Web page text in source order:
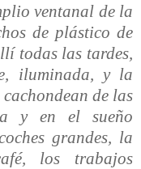
ventanal de la
de plástico de
todas las tardes,
iluminada, y la
de las
y en el sueño
grandes, la
los trabajos